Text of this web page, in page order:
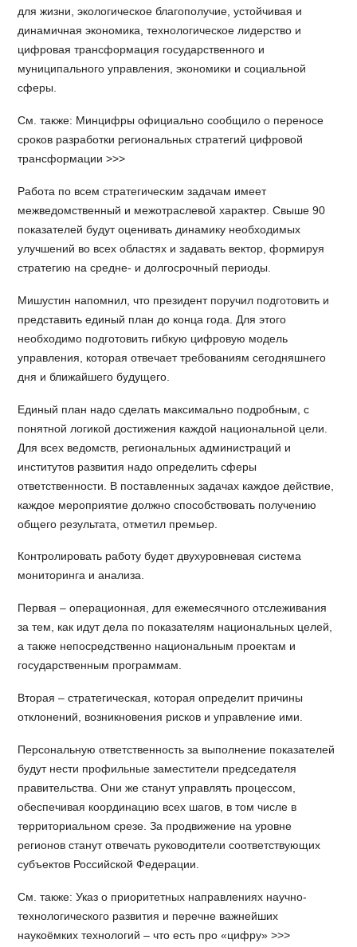
для жизни, экологическое благополучие, устойчивая и
динамичная экономика, технологическое лидерство и
цифровая трансформация государственного и
муниципального управления, экономики и социальной
сферы.
См. также: Минцифры официально сообщило о переносе
сроков разработки региональных стратегий цифровой
трансформации >>>
Работа по всем стратегическим задачам имеет
межведомственный и межотраслевой характер. Свыше 90
показателей будут оценивать динамику необходимых
улучшений во всех областях и задавать вектор, формируя
стратегию на средне- и долгосрочный периоды.
Мишустин напомнил, что президент поручил подготовить и
представить единый план до конца года. Для этого
необходимо подготовить гибкую цифровую модель
управления, которая отвечает требованиям сегодняшнего
дня и ближайшего будущего.
Единый план надо сделать максимально подробным, с
понятной логикой достижения каждой национальной цели.
Для всех ведомств, региональных администраций и
институтов развития надо определить сферы
ответственности. В поставленных задачах каждое действие,
каждое мероприятие должно способствовать получению
общего результата, отметил премьер.
Контролировать работу будет двухуровневая система
мониторинга и анализа.
Первая – операционная, для ежемесячного отслеживания
за тем, как идут дела по показателям национальных целей,
а также непосредственно национальным проектам и
государственным программам.
Вторая – стратегическая, которая определит причины
отклонений, возникновения рисков и управление ими.
Персональную ответственность за выполнение показателей
будут нести профильные заместители председателя
правительства. Они же станут управлять процессом,
обеспечивая координацию всех шагов, в том числе в
территориальном срезе. За продвижение на уровне
регионов станут отвечать руководители соответствующих
субъектов Российской Федерации.
См. также: Указ о приоритетных направлениях научно-
технологического развития и перечне важнейших
наукоёмких технологий – что есть про «цифру» >>>